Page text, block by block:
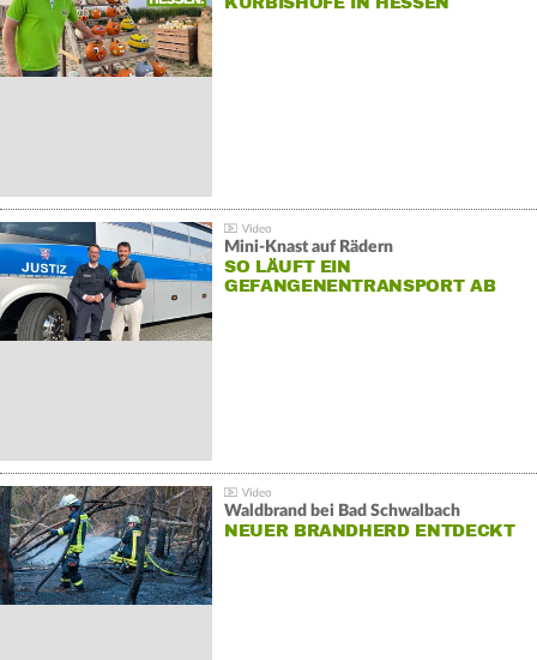
Mini-Knast auf Rädern
SO LÄUFT EIN
GEFANGENENTRANSPORT AB
Waldbrand bei Bad Schwalbach
NEUER BRANDHERD ENTDECKT